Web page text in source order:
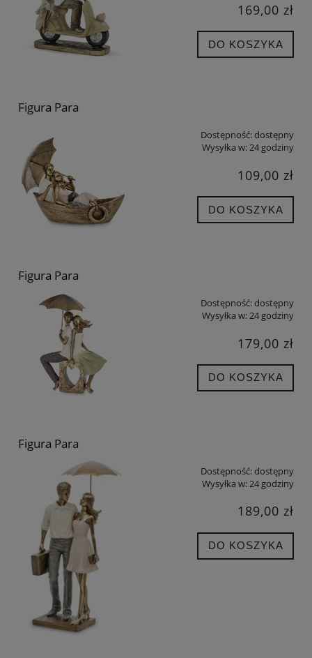
169,00 zł
DO KOSZYKA
Figura Para
Dostępność:dostępny
Wysyłka w:24 godziny
109,00 zł
DO KOSZYKA
Figura Para
Dostępność:dostępny
Wysyłka w:24 godziny
179,00 zł
DO KOSZYKA
Figura Para
Dostępność:dostępny
Wysyłka w:24 godziny
189,00 zł
DO KOSZYKA